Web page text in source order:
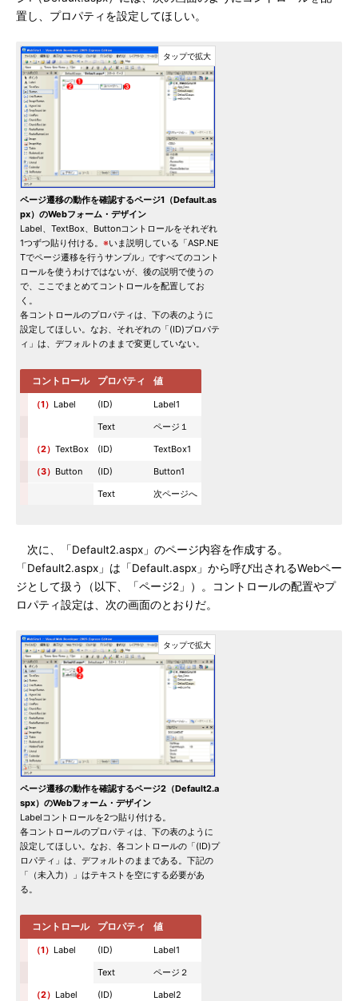
置し、プロパティを設定してほしい。
ページ遷移の動作を確認するページ1（Default.as
px）のWebフォーム・デザイン
Label、TextBox、Buttonコントロールをそれぞれ
1つずつ貼り付ける。 ※いま説明している「ASP.NE
Tでページ遷移を行うサンプル」ですべてのコント
ロールを使うわけではないが、後の説明で使うの
で、ここでまとめてコントロールを配置してお
く。
各コントロールのプロパティは、下の表のように
設定してほしい。なお、それぞれの「(ID)プロパテ
ィ」は、デフォルトのままで変更していない。
コントロール プロパティ 値
（1） Label (ID)
Label1
Text
ページ１
（2） TextBox (ID)
TextBox1
（3） Button (ID)
Button1
Text
次ページへ
次に、「Default2.aspx」のページ内容を作成する。
「Default2.aspx」は「Default.aspx」から呼び出されるWebペー
ジとして扱う（以下、「ページ2」）。コントロールの配置やプ
ロパティ設定は、次の画面のとおりだ。
ページ遷移の動作を確認するページ2（Default2.a
spx）のWebフォーム・デザイン
Labelコントロールを2つ貼り付ける。
各コントロールのプロパティは、下の表のように
設定してほしい。なお、各コントロールの「(ID)プ
ロパティ」は、デフォルトのままである。下記の
「（未入力）」はテキストを空にする必要があ
る。
コントロール プロパティ 値
（1） Label (ID)
Label1
Text
ページ２
（2） Label (ID)
Label2